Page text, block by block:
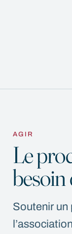
AGIR
Le
besoin
Soutenir un